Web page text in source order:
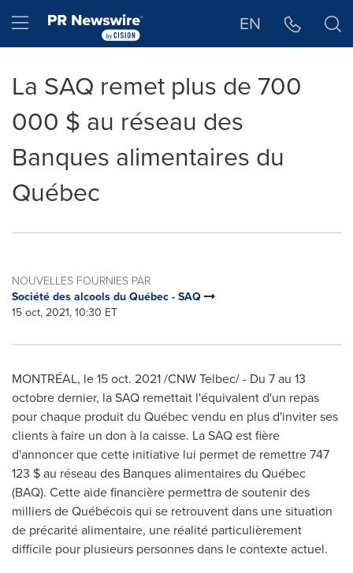
Hamburger menu EN
La SAQ remet plus de 700
000 $ au réseau des
Banques alimentaires du
Québec
NOUVELLES FOURNIES PAR
Société des alcools du Québec - SAQ
15 oct, 2021, 10:30 ET
MONTRÉAL, le15 oct. 2021/CNW Telbec/ - Du 7 au 13
octobre dernier, la SAQ remettait l'équivalent d'un repas
pour chaque produit du Québec vendu en plus d'inviter ses
clients à faire un don à la caisse. La SAQ est fière
d'annoncer que cette initiative lui permet de remettre 747
123 $ au réseau des Banques alimentaires du Québec
(BAQ). Cette aide financière permettra de soutenir des
milliers de Québécois qui se retrouvent dans une situation
de précarité alimentaire, une réalité particulièrement
difficile pour plusieurs personnes dans le contexte actuel.